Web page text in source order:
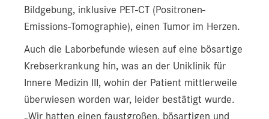
Bildgebung, inklusive PET-CT (Positronen-
Emissions-Tomographie), einen Tumor im Herzen.
Auch die Laborbefunde wiesen auf eine bösartige
Krebserkrankung hin, was an der Uniklinik für
Innere Medizin III, wohin der Patient mittlerweile
überwiesen worden war, leider bestätigt wurde.
„Wir hatten einen faustgroßen, bösartigen und